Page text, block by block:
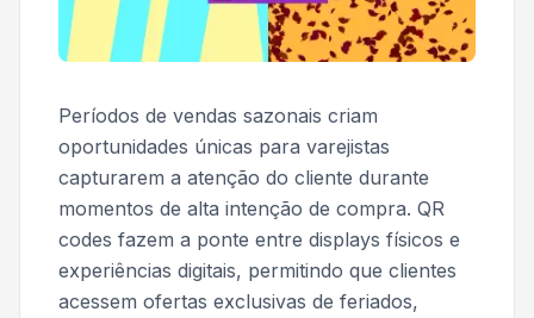
Períodos de vendas sazonais criam
oportunidades únicas para varejistas
capturarem a atenção do cliente durante
momentos de alta intenção de compra. QR
codes fazem a ponte entre displays físicos e
experiências digitais, permitindo que clientes
acessem ofertas exclusivas de feriados,